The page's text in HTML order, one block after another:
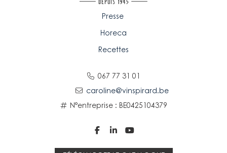
067 77 31 01
caroline@vinspirard.be
N°entreprise : BE0425104379
Presse
Horeca
Recettes
  